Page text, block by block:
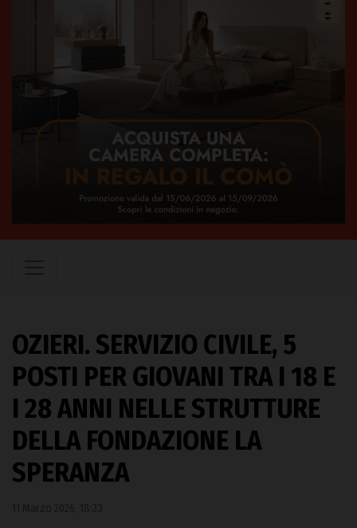
OZIERI. SERVIZIO CIVILE, 5
POSTI PER GIOVANI TRA I 18 E
I 28 ANNI NELLE STRUTTURE
DELLA FONDAZIONE LA
SPERANZA